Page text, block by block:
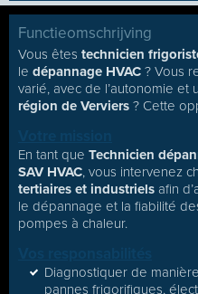
Functieomschrijving
Vous êtes technicien
le dépannage HVAC ? Vous
varié, avec de l’autonomie et
région de Verviers ? Cette
En tant que Technicien
SAV HVAC, vous intervenez
tertiaires et industriels afin
le dépannage et la fiabilité
pompes à chaleur.
Diagnostiquer de manière
pannes frigorifiques,